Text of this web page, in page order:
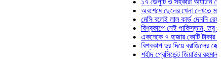
অবশেষে ছেলের খেলা দেখতে মাঠে
মেসি বলেই লাল কার্ড দেননি রেফারি!
বিশ্বকাপে নেই পাকিস্তান, তবু
একনেকে ৭ হাজার কোটি টাকার ৫
বিশ্বকাপ ড্র দিয়ে ব্রাজিলের হেক্সা
শহীদ প্রেসিডেন্ট জিয়াউর রহমান